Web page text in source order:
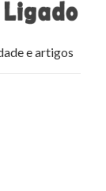
e artigos